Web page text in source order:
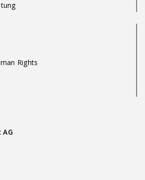
Rights